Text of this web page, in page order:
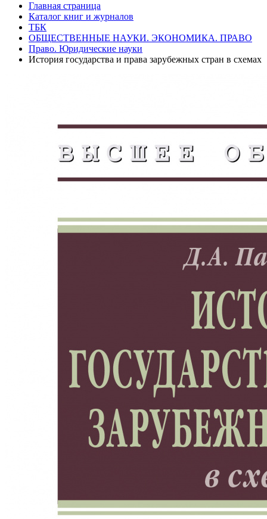
Главная страница
Каталог книг и журналов
ТБК
ОБЩЕСТВЕННЫЕ НАУКИ. ЭКОНОМИКА. ПРАВО
Право. Юридические науки
История государства и права зарубежных стран в схемах